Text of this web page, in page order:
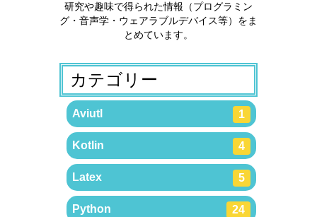
研究や趣味で得られた情報（プログラミン
グ・音声学・ウェアラブルデバイス等）をま
とめています。
カテゴリー
Aviutl 1
Kotlin 4
Latex 5
Python 24